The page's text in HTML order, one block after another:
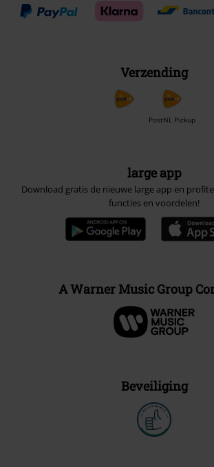
Verzending
PostNL Pickup
large app
Download gratis de nieuwe large app en
functies en voordelen!
A Warner Music Group
Beveiliging